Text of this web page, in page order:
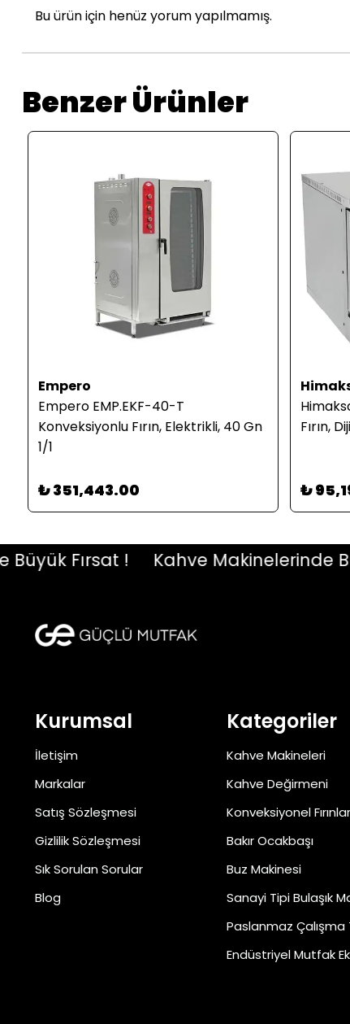
Bu ürün için henüz yorum yapılmamış.
Benzer Ürünler
Empero
Empero EMP.EKF-40-T
Konveksiyonlu Fırın, Elektrikli, 40 Gn
1/1
₺ 351,443.00
Fırın,
₺
Fırsat ! Kahve Makinelerinde
Kurumsal
İletişim
Markalar
Satış Sözleşmesi
Gizlilik Sözleşmesi
Sık Sorulan Sorular
Blog
Kategoriler
Kahve Makineleri
Kahve Değirmeni
Konveksiyonel Fırınlar
Bakır Ocakbaşı
Buz Makinesi
Sanayi Tipi Bulaşık
Paslanmaz Çalışma
Endüstriyel Mutfak